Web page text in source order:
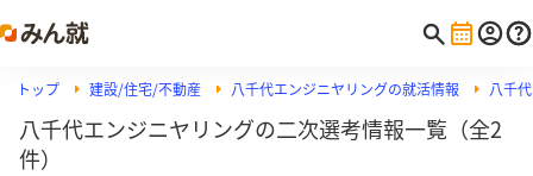
トップ 建設/住宅/不動産 八千代エンジニヤリングの就活情報 八千
八千代エンジニヤリングの二次選考情報一覧（全2
件）